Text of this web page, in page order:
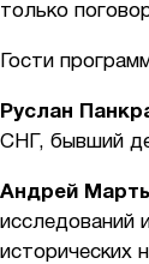
только
Гости
Руслан
СНГ, бывший
Андрей
исследований
исторических